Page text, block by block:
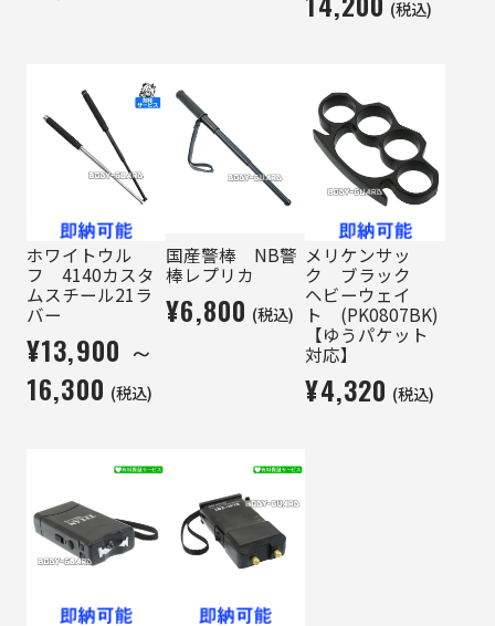
(税込)
ホワイトウル
フ 4140カスタ
ムスチール21ラ
バー
¥13,900 ～
16,300 (税込)
国産警棒 NB警
棒レプリカ
¥6,800 (税込)
メリケンサッ
ク ブラック
ヘビーウェイ
ト (PK0807BK)
【ゆうパケット
対応】
¥4,320 (税込)